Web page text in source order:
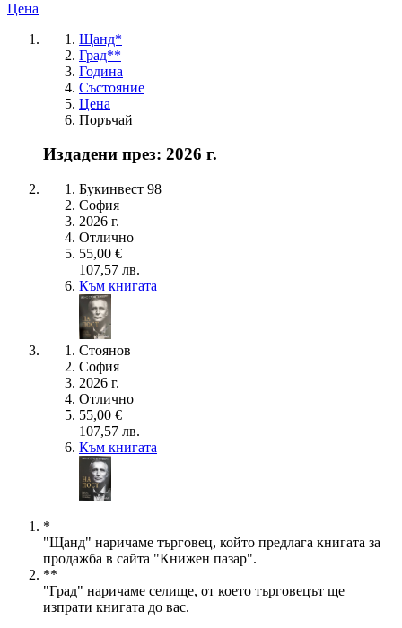
Цена
Щанд*
Град**
Година
Състояние
Цена
Поръчай
Издадени през: 2026 г.
Букинвест 98
София
2026 г.
Отлично
55,00 €
107,57 лв.
Към книгата
Стоянов
София
2026 г.
Отлично
55,00 €
107,57 лв.
Към книгата
*
"Щанд" наричаме търговец, който предлага книгата за
продажба в сайта "Книжен пазар".
**
"Град" наричаме селище, от което търговецът ще
изпрати книгата до вас.